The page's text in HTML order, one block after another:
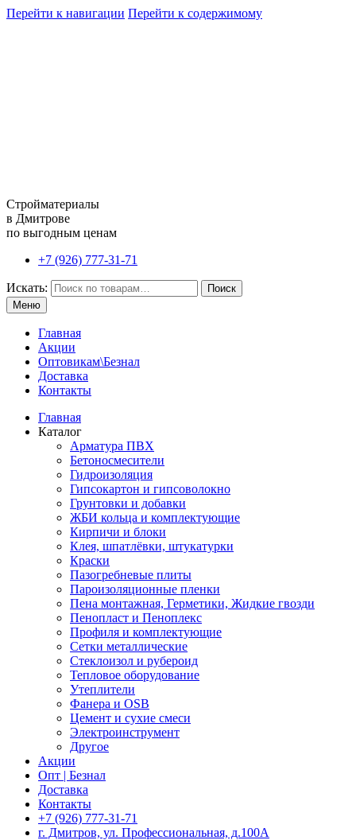
Перейти к навигации Перейти к содержимому
Стройматериалы
в Дмитрове
по выгодным ценам
+7 (926) 777-31-71
Искать:
Поиск
Меню
Главная
Акции
Оптовикам\Безнал
Доставка
Контакты
Главная
Каталог
Арматура ПВХ
Бетоносмесители
Гидроизоляция
Гипсокартон и гипсоволокно
Грунтовки и добавки
ЖБИ кольца и комплектующие
Кирпичи и блоки
Клея, шпатлёвки, штукатурки
Краски
Пазогребневые плиты
Пароизоляционные пленки
Пена монтажная, Герметики, Жидкие гвозди
Пенопласт и Пеноплекс
Профиля и комплектующие
Сетки металлические
Стеклоизол и рубероид
Тепловое оборудование
Утеплители
Фанера и OSB
Цемент и сухие смеси
Электроинструмент
Другое
Акции
Опт | Безнал
Доставка
Контакты
+7 (926) 777-31-71
г. Дмитров, ул. Профессиональная, д.100А